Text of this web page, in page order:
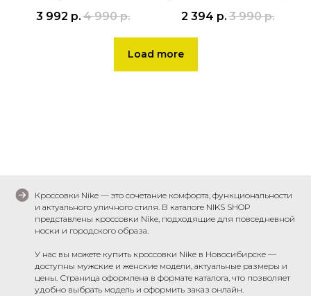
3 992 р.4 990 р.
2 394 р. 3 990 р.
Load more
Кроссовки Nike — это сочетание комфорта, функциональности
и актуального уличного стиля. В каталоге NIKS SHOP
представлены кроссовки Nike, подходящие для повседневной
носки и городского образа.
У нас вы можете купить кроссовки Nike в Новосибирске —
доступны мужские и женские модели, актуальные размеры и
цены. Страница оформлена в формате каталога, что позволяет
удобно выбрать модель и оформить заказ онлайн.